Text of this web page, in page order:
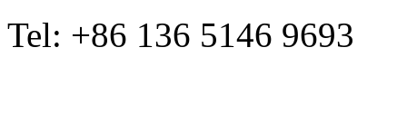
Tel: +86 136 5146 9693